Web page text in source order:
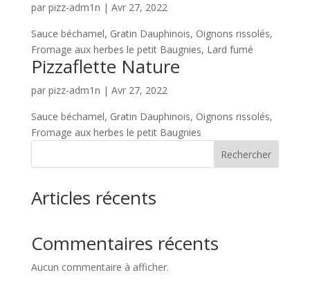
par pizz-adm1n | Avr 27, 2022
Sauce béchamel, Gratin Dauphinois, Oignons rissolés,
Fromage aux herbes le petit Baugnies, Lard fumé
Pizzaflette Nature
par pizz-adm1n | Avr 27, 2022
Sauce béchamel, Gratin Dauphinois, Oignons rissolés,
Fromage aux herbes le petit Baugnies
Rechercher
Articles récents
Commentaires récents
Aucun commentaire à afficher.